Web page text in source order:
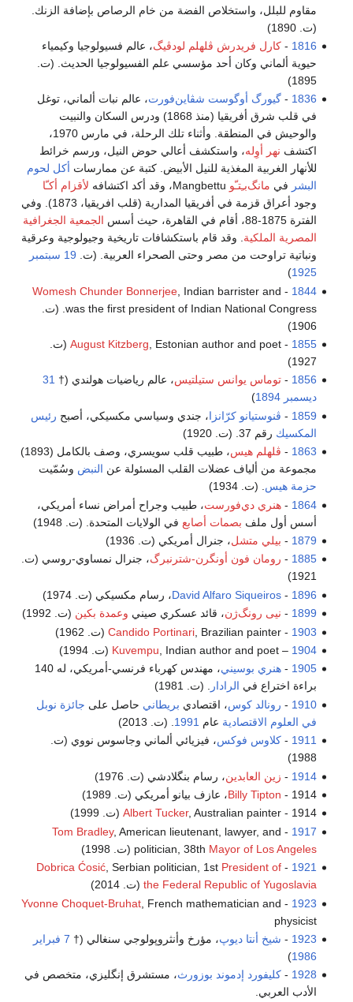
مقاوم للبلل، واستخلاص الفضة من خام الرصاص بإضافة الزنك.
(ت. 1890)
1816
-كارل فريدرش ڤلهلم لودڤيگ، عالم فسيولوجيا وكيمياء
حيوية ألماني وكان أحد مؤسسي علم الفسيولوجيا الحديث. (ت.
1895)
1836
-گيورگ أوگوست شڤاين‌فورت، عالم نبات ألماني، توغل
في قلب شرق أفريقيا (منذ 1868) ودرس السكان والنبيت
والوحيش في المنطقة. وأثناء تلك الرحلة، في مارس 1970،
اكتشف نهر أوِله، واستكشف أعالي حوض النيل، ورسم خرائط
للأنهار الغربية المغذية للنيل الأبيض. كتبة عن ممارسات أكل لحوم
البشر في مانگ‌بـِتـّو
لأقزام أكـّا
وجود أعراق قزمة في أفريقيا المدارية (قلب افريقيا، 1873). وفي
الفترة 1875-88، أقام في القاهرة، حيث أسس
الجمعية الجغرافية
المصرية الملكية. وقد قام باستكشافات تاريخية وجيولوجية وعرقية
ونباتية تراوحت من مصر وحتى الصحراء العربية. (ت. 19 سبتمبر
1925
)
1844
-
Womesh Chunder Bonnerjee, Indian barrister and
was the first president of Indian National Congress. (ت.
1906)
1855
-
August Kitzberg , Estonian author and poet (ت.
1927)
1856
-توماس يوانس ستيلتيس، عالم رياضيات هولندي († 31
ديسمبر 1894
)
1859
- ڤنوستيانو كرّانزا، جندي وسياسي مكسيكي، أصبح رئيس
المكسيك رقم 37. (ت. 1920)
1863
- ڤلهلم هيس
، طبيب قلب سويسري، وصف بالكامل (1893)
مجموعة من ألياف عضلات القلب المسئولة عن النبض وسُمّيت
حزمة هيس. (ت. 1934)
1864
-هنري دي‌فورست، طبيب وجراح أمراض نساء أمريكي،
أسس أول ملف بصمات أصابع في الولايات المتحدة. (ت. 1948)
1879
- بيلي متشل، جنرال أمريكي (ت. 1936)
1885
- رومان فون أونگرن-شترنبرگ، جنرال نمساوي-روسي (ت.
1921)
1896
-
David Alfaro Siqueiros، رسام مكسيكي (ت. 1974)
1899
- نيى رونگ‌ژن، قائد عسكري صيني وعمدة بكين (ت. 1992)
1903
-
Candido Portinari, Brazilian painter (ت. 1962)
1904
–
Kuvempu , Indian author and poet (ت. 1994)
1905
-هنري بوسيني
، مهندس كهرباء فرنسي-أمريكي، له 140
براءة اختراع في الرادار . (ت. 1981)
1910
- رونالد كوس، اقتصادي بريطاني حاصل على جائزة نوبل
في العلوم الاقتصادية عام 1991 . (ت. 2013)
1911
-كلاوس فوكس، فيزيائي ألماني وجاسوس نووي (ت.
1988)
1914
- زين العابدين، رسام بنگلادشي (ت. 1976)
1914 -
Billy Tipton، عازف بيانو أمريكي (ت. 1989)
1914 -
Albert Tucker, Australian painter (ت. 1999)
1917
-
Tom Bradley, American lieutenant, lawyer, and
politician, 38th Mayor of Los Angeles
(ت. 1998)
1921
-
Dobrica Ćosić, Serbian politician, 1st President of
the Federal Republic of Yugoslavia (ت. 2014)
1923
-
Yvonne Choquet-Bruhat, French mathematician and
physicist
1923
- شيخ أنتا ديوپ، مؤرخ وأنثروپولوجي سنغالي († 7 فبراير
1986
)
1928
-كليفورد إدموند بوزورث، مستشرق إنگليزي، متخصص في
الأدب العربي.